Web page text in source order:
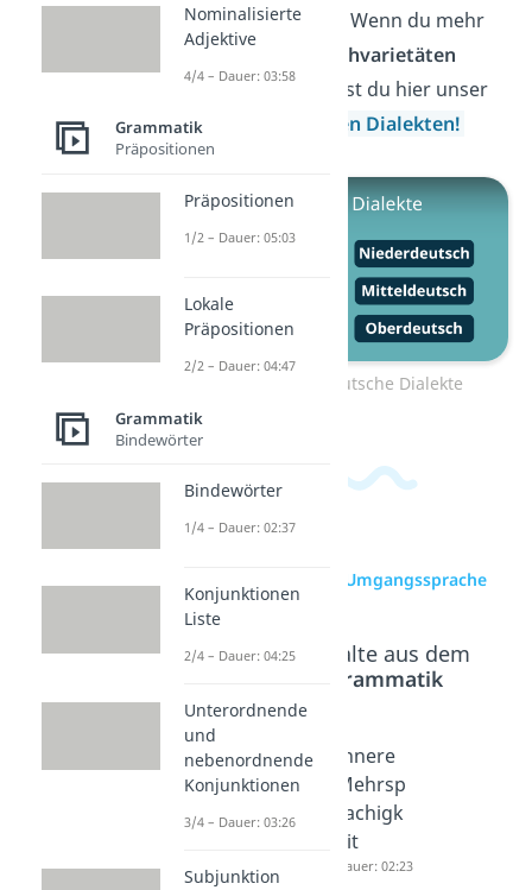
wann du sie nutzt. Wenn du mehr
über andere
Sprachvarietäten
lernen willst, findest du hier unser
Video zu
Deutschen Dialekten!
Zum Video: Deutsche Dialekte
zur Videoseite: Umgangssprache
Beliebte Inhalte aus dem
Grammatik
Sprachv
arietäte
n
Sprach
wandel
Innere
Mehrsp
rachigk
eit
Dauer: 02:23
Nominalisierte
Adjektive
4/4 – Dauer: 03:58
Grammatik
Präpositionen
Präpositionen
1/2 – Dauer: 05:03
Lokale
Präpositionen
2/2 – Dauer: 04:47
Grammatik
Bindewörter
Bindewörter
1/4 – Dauer: 02:37
Konjunktionen
Liste
2/4 – Dauer: 04:25
Unterordnende
und
nebenordnende
Konjunktionen
3/4 – Dauer: 03:26
Subjunktion